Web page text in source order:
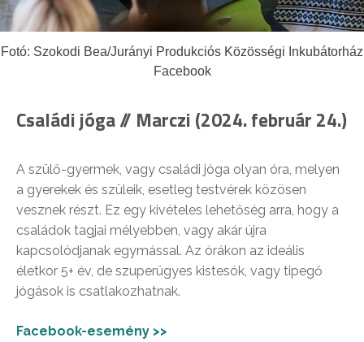
Fotó: Szokodi Bea/Jurányi Produkciós Közösségi Inkubátorház
Facebook
Családi jóga // Marczi (2024. február 24.)
A szülő-gyermek, vagy családi jóga olyan óra, melyen
a gyerekek és szüleik, esetleg testvérek közösen
vesznek részt. Ez egy kivételes lehetőség arra, hogy a
családok tagjai mélyebben, vagy akár újra
kapcsolódjanak egymással. Az órákon az ideális
életkor 5+ év, de szuperügyes kistesók, vagy tipegő
jógások is csatlakozhatnak.
Facebook-esemény >>